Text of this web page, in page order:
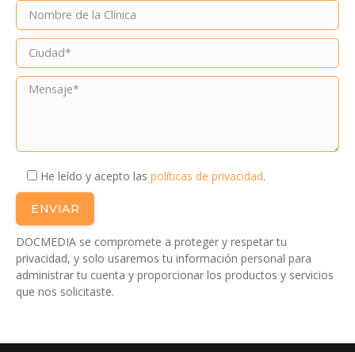
He leído y acepto las políticas de privacidad.
DOCMEDIA se compromete a proteger y respetar tu
privacidad, y solo usaremos tu información personal para
administrar tu cuenta y proporcionar los productos y servicios
que nos solicitaste.